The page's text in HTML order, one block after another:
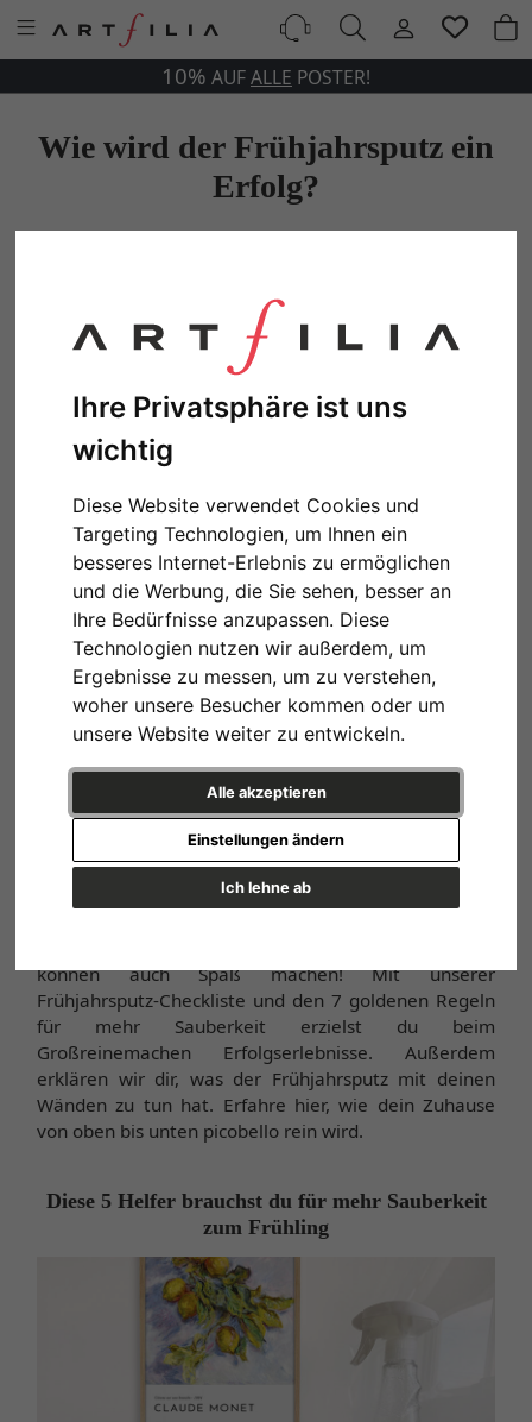
Ihre Privatsphäre ist uns
wichtig
Diese Website verwendet Cookies und
Targeting Technologien, um Ihnen ein
besseres Internet-Erlebnis zu ermöglichen
und die Werbung, die Sie sehen, besser an
Ihre Bedürfnisse anzupassen. Diese
Technologien nutzen wir außerdem, um
Ergebnisse zu messen, um zu verstehen,
woher unsere Besucher kommen oder um
unsere Website weiter zu entwickeln.
Alle akzeptieren
Ich lehne ab
Einstellungen ändern
10% AUFALLE POSTER!
Wie wird der Frühjahrsputz ein
Erfolg?
Mit diesen Tipps erstrahlen Wohnung und
Wände in neuem Glanz
Zum Poster "Wild Jungle No. 2"
Die ersten Sonnenstrahlen kitzeln unsere Nase und
farbenfrohe Krokusse spitzen aus der Erde. Klar, ein
Spaziergang im Freien ist jetzt verlockender als der
können auch Spaß machen! Mit unserer
Frühjahrsputz-Checkliste und den 7 goldenen Regeln
für mehr Sauberkeit erzielst du beim
Großreinemachen Erfolgserlebnisse. Außerdem
erklären wir dir, was der Frühjahrsputz mit deinen
Wänden zu tun hat. Erfahre hier, wie dein Zuhause
von oben bis unten picobello rein wird.
Diese 5 Helfer brauchst du für mehr Sauberkeit
zum Frühling